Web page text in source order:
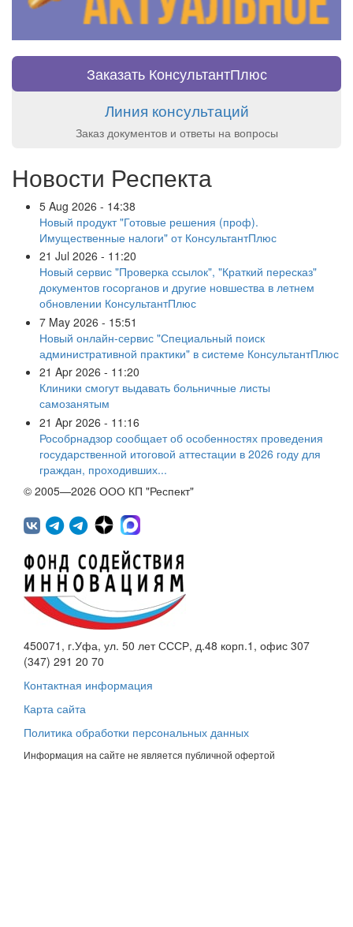
Заказать КонсультантПлюс
Линия консультаций
Заказ документов и ответы на вопросы
Новости Респекта
5 Aug 2026 - 14:38
Новый продукт "Готовые решения (проф).
Имущественные налоги" от КонсультантПлюс
21 Jul 2026 - 11:20
Новый сервис "Проверка ссылок", "Краткий пересказ"
документов госорганов и другие новшества в летнем
обновлении КонсультантПлюс
7 May 2026 - 15:51
Новый онлайн-сервис "Специальный поиск
административной практики" в системе КонсультантПлюс
21 Apr 2026 - 11:20
Клиники смогут выдавать больничные листы
самозанятым
21 Apr 2026 - 11:16
Рособрнадзор сообщает об особенностях проведения
государственной итоговой аттестации в 2026 году для
граждан, проходивших...
© 2005—2026 ООО КП "Респект"
450071, г.Уфа, ул. 50 лет СССР, д.48 корп.1, офис 307
(347) 291 20 70
Контактная информация
Карта сайта
Политика обработки персональных данных
Информация на сайте не является публичной офертой